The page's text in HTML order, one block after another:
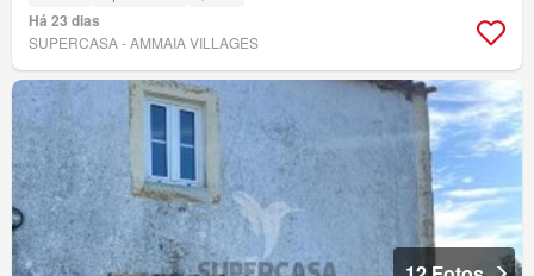
Há 23 dias
SUPERCASA - AMMAIA VILLAGES